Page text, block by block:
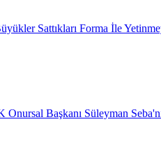
Sattıkları Forma İle
Onursal Başkanı Süleyman